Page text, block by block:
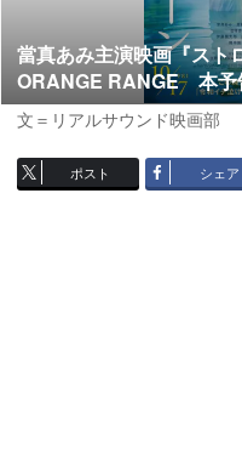
當真あみ主演映画『スト
ORANGE RANGE 本予
文＝リアルサウンド映画部
ポスト シェア